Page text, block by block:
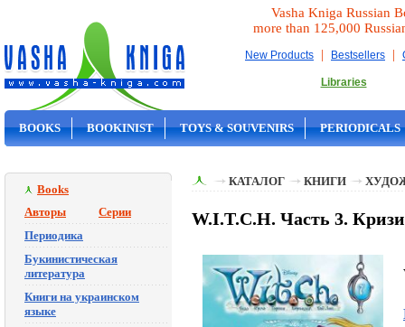
Vasha Kniga Russian
more than 125,000
New Products | Bestsellers |
Libraries
BOOKS BOOKINIST TOYS & SOUVENIRS PERIODICALS
Books
Авторы
Серии
Периодика
Букинистическая
литература
Книги на украинском
языке
КАТАЛОГ КНИГИ
W.I.T.C.H. Часть 3.